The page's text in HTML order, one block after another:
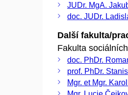
JUDr. MgA.
doc. JUDr.
Další fakulta/
Fakulta
doc. PhDr.
prof. PhDr.
Mgr. et Mgr.